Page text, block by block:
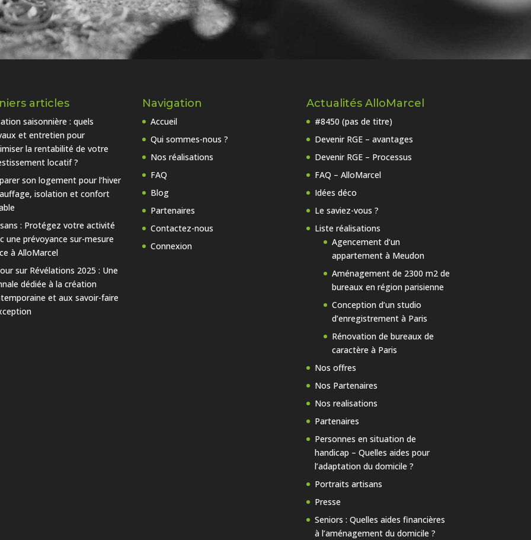
articles
saisonnière : quels
et entretien pour
la rentabilité de votre
locatif ?
son logement pour l’hiver
isolation et confort
: Protégez votre activité
une prévoyance sur-mesure
à AlloMarcel
sur Révélations 2025 : Une
dédiée à la création
et aux savoir-faire
Navigation
Accueil
Qui sommes-nous ?
Nos réalisations
FAQ
Blog
Partenaires
Contactez-nous
Connexion
Actualités AlloMarcel
#8450 (pas de titre)
Devenir RGE – avantages
Devenir RGE – Processus
FAQ – AlloMarcel
Idées déco
Le saviez-vous ?
Liste réalisations
Agencement d’un
appartement à Meudon
Aménagement de 2300 m2 de
bureaux en région parisienne
Conception d’un studio
d’enregistrement à Paris
Rénovation de bureaux de
caractère à Paris
Nos offres
Nos Partenaires
Nos realisations
Partenaires
Personnes en situation de
handicap – Quelles aides pour
l’adaptation du domicile ?
Portraits artisans
Presse
Seniors : Quelles aides financières
à l’aménagement du domicile ?